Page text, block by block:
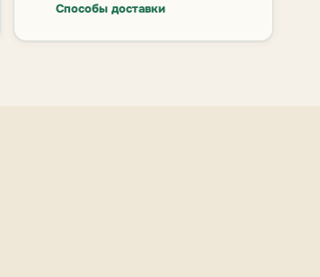
Способы доставки